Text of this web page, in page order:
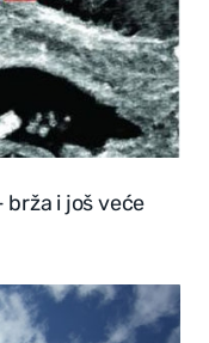
i još veće